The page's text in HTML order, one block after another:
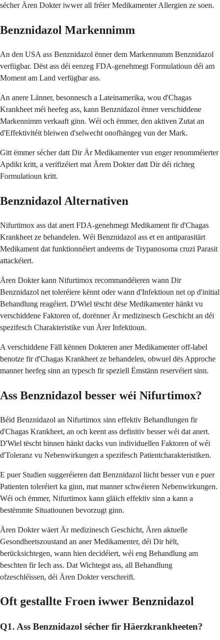
sécher Ären Dokter iwwer all fréier Medikamenter Allergien ze soen.
Benznidazol Markennimm
An den USA ass Benznidazol ënner dem Markennumm Benznidazol
verfügbar. Dëst ass déi eenzeg FDA-genehmegt Formulatioun déi am
Moment am Land verfügbar ass.
An anere Länner, besonnesch a Lateinamerika, wou d'Chagas
Krankheet méi heefeg ass, kann Benznidazol ënner verschiddene
Markennimm verkaaft ginn. Wéi och ëmmer, den aktiven Zutat an
d'Effektivitéit bleiwen d'selwecht onofhängeg vun der Mark.
Gitt ëmmer sécher datt Dir Är Medikamenter vun enger renomméierter
Apdikt kritt, a verifizéiert mat Ärem Dokter datt Dir déi richteg
Formulatioun kritt.
Benznidazol Alternativen
Nifurtimox ass dat anert FDA-genehmegt Medikament fir d'Chagas
Krankheet ze behandelen. Wéi Benznidazol ass et en antiparasitärt
Medikament dat funktionnéiert andeems de Trypanosoma cruzi Parasit
attackéiert.
Ären Dokter kann Nifurtimox recommandéieren wann Dir
Benznidazol net toleréiere kënnt oder wann d'Infektioun net op d'initial
Behandlung reagéiert. D'Wiel tëscht dëse Medikamenter hänkt vu
verschiddene Faktoren of, dorënner Är medizinesch Geschicht an déi
spezifesch Charakteristike vun Ärer Infektioun.
A verschiddene Fäll kënnen Dokteren aner Medikamenter off-label
benotze fir d'Chagas Krankheet ze behandelen, obwuel dës Approche
manner heefeg sinn an typesch fir speziell Ëmstänn reservéiert sinn.
Ass Benznidazol besser wéi Nifurtimox?
Béid Benznidazol an Nifurtimox sinn effektiv Behandlungen fir
d'Chagas Krankheet, an och keent ass definitiv besser wéi dat anert.
D'Wiel tëscht hinnen hänkt dacks vun individuellen Faktoren of wéi
d'Toleranz vu Nebenwirkungen a spezifesch Patientcharakteristiken.
E puer Studien suggeréieren datt Benznidazol liicht besser vun e puer
Patienten toleréiert ka ginn, mat manner schwéieren Nebenwirkungen.
Wéi och ëmmer, Nifurtimox kann gläich effektiv sinn a kann a
bestëmmte Situatiounen bevorzugt ginn.
Ären Dokter wäert Är medizinesch Geschicht, Ären aktuelle
Gesondheetszoustand an aner Medikamenter, déi Dir hëlt,
berücksichtegen, wann hien decidéiert, wéi eng Behandlung am
beschten fir Iech ass. Dat Wichtegst ass, all Behandlung
ofzeschléissen, déi Ären Dokter verschreift.
Oft gestallte Froen iwwer Benznidazol
Q1. Ass Benznidazol sécher fir Häerzkrankheeten?